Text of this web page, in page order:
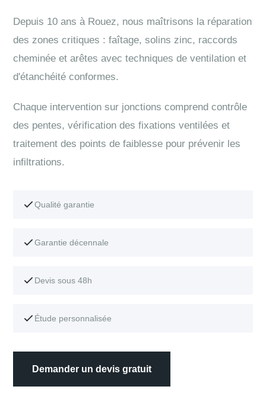
Depuis 10 ans à Rouez, nous maîtrisons la réparation
des zones critiques : faîtage, solins zinc, raccords
cheminée et arêtes avec techniques de ventilation et
d'étanchéité conformes.
Chaque intervention sur jonctions comprend contrôle
des pentes, vérification des fixations ventilées et
traitement des points de faiblesse pour prévenir les
infiltrations.
Qualité garantie
Garantie décennale
Devis sous 48h
Étude personnalisée
Demander un devis gratuit